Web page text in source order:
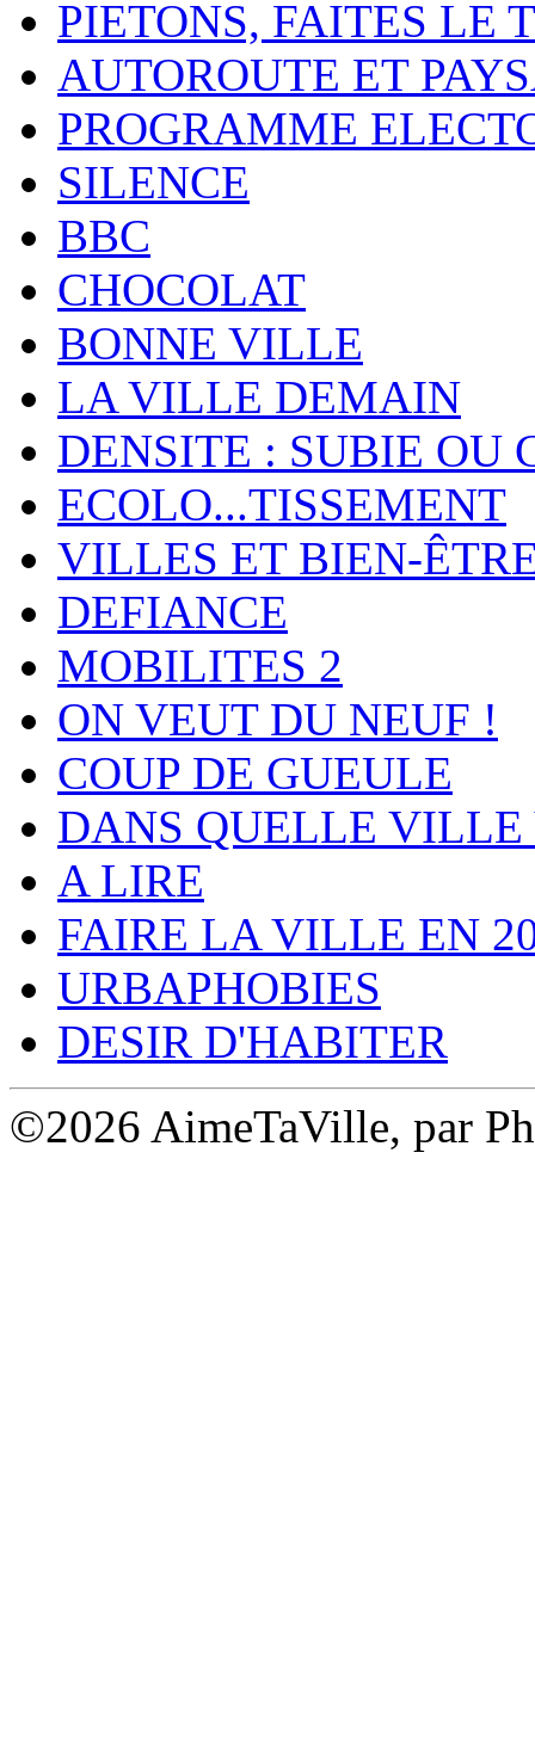
PIETONS, FAITES LE
AUTOROUTE ET
PROGRAMME
SILENCE
BBC
CHOCOLAT
BONNE VILLE
LA VILLE DEMAIN
DENSITE : SUBIE OU
ECOLO...TISSEMENT
VILLES ET BIEN-
DEFIANCE
MOBILITES 2
ON VEUT DU NEUF !
COUP DE GUEULE
DANS QUELLE
A LIRE
FAIRE LA VILLE EN
URBAPHOBIES
DESIR D'HABITER
©2026 AimeTaVille, par